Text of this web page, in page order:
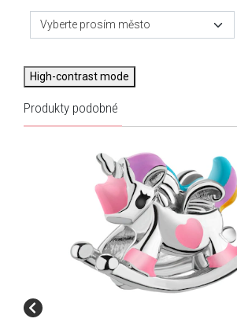
Vyberte prosím město
High-contrast mode
Produkty podobné